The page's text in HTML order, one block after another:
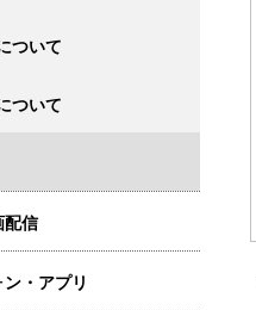
ついて
ついて
配信
・アプリ